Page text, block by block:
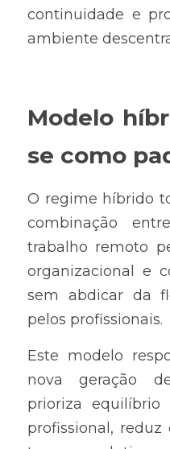
continuidade e
ambiente
Modelo
se como
O regime híbrido
combinação
trabalho remoto
organizacional e
sem abdicar da
pelos profissionais.
Este modelo
nova geração
prioriza
profissional, reduz